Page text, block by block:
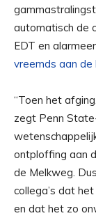
automatisch de
EDT en
vreemds aan de
“Toen het
zegt Penn
ontploffing aan
de Melkweg.
collega’s dat
en dat het zo